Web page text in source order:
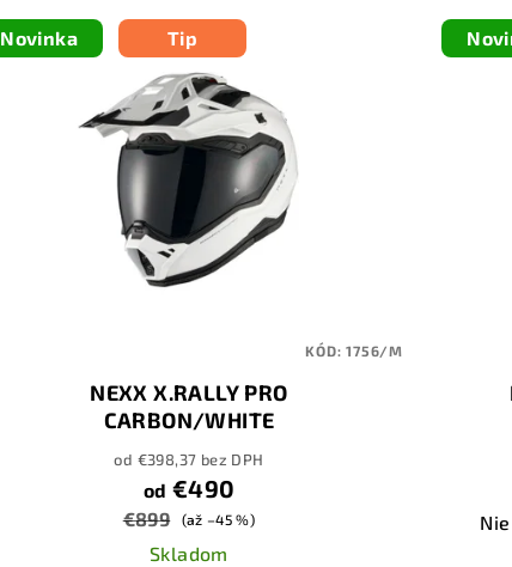
Novinka Tip
NEXX X.RALLY PRO
CARBON/WHITE
od €398,37 bez DPH
od €490
€899 (až –45 %)
Skladom
KÓD:1756/M